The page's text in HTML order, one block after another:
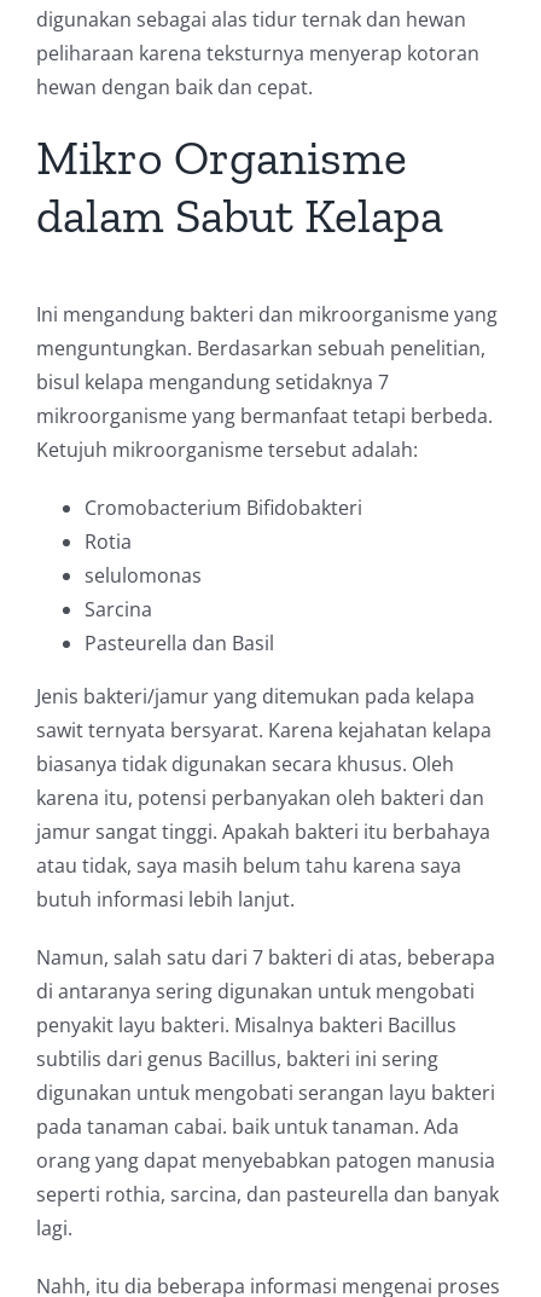
digunakan sebagai alas tidur ternak dan hewan
peliharaan karena teksturnya menyerap kotoran
hewan dengan baik dan cepat.
Mikro Organisme
dalam Sabut Kelapa
Ini mengandung bakteri dan mikroorganisme yang
menguntungkan. Berdasarkan sebuah penelitian,
bisul kelapa mengandung setidaknya 7
mikroorganisme yang bermanfaat tetapi berbeda.
Ketujuh mikroorganisme tersebut adalah:
Cromobacterium Bifidobakteri
Rotia
selulomonas
Sarcina
Pasteurella dan Basil
Jenis bakteri/jamur yang ditemukan pada kelapa
sawit ternyata bersyarat. Karena kejahatan kelapa
biasanya tidak digunakan secara khusus. Oleh
karena itu, potensi perbanyakan oleh bakteri dan
jamur sangat tinggi. Apakah bakteri itu berbahaya
atau tidak, saya masih belum tahu karena saya
butuh informasi lebih lanjut.
Namun, salah satu dari 7 bakteri di atas, beberapa
di antaranya sering digunakan untuk mengobati
penyakit layu bakteri. Misalnya bakteri Bacillus
subtilis dari genus Bacillus, bakteri ini sering
digunakan untuk mengobati serangan layu bakteri
pada tanaman cabai. baik untuk tanaman. Ada
orang yang dapat menyebabkan patogen manusia
seperti rothia, sarcina, dan pasteurella dan banyak
lagi.
Nahh, itu dia beberapa informasi mengenai proses